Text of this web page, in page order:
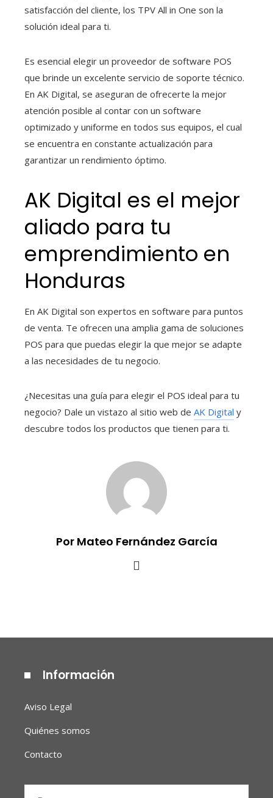
satisfacción del cliente, los TPV All in One son la
solución ideal para ti.
Es esencial elegir un proveedor de software POS
que brinde un excelente servicio de soporte técnico.
En AK Digital, se aseguran de ofrecerte la mejor
atención posible al contar con un software
optimizado y uniforme en todos sus equipos, el cual
se encuentra en constante actualización para
garantizar un rendimiento óptimo.
AK Digital es el mejor
aliado para tu
emprendimiento en
Honduras
En AK Digital son expertos en software para puntos
de venta. Te ofrecen una amplia gama de soluciones
POS para que puedas elegir la que mejor se adapte
a las necesidades de tu negocio.
¿Necesitas una guía para elegir el POS ideal para tu
negocio? Dale un vistazo al sitio web de AK Digital y
descubre todos los productos que tienen para ti.
Por Mateo Fernández García
Información
Aviso Legal
Quiénes somos
Contacto